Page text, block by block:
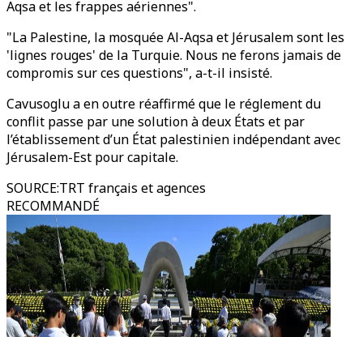
Aqsa et les frappes aériennes".
"La Palestine, la mosquée Al-Aqsa et Jérusalem sont les
'lignes rouges' de la Turquie. Nous ne ferons jamais de
compromis sur ces questions", a-t-il insisté.
Cavusoglu a en outre réaffirmé que le réglement du
conflit passe par une solution à deux États et par
l’établissement d’un État palestinien indépendant avec
Jérusalem-Est pour capitale.
SOURCE:TRT français et agences
RECOMMANDÉ